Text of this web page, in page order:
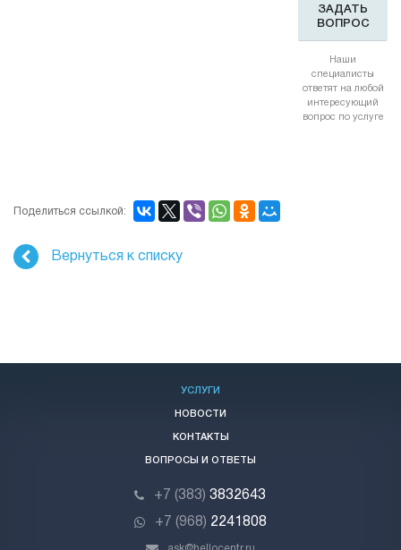
ЗАДАТЬ
ВОПРОС
Наши
специалисты
ответят на любой
интересующий
вопрос по услуге
Поделиться ссылкой:
Вернуться к списку
УСЛУГИ
НОВОСТИ
КОНТАКТЫ
ВОПРОСЫ И ОТВЕТЫ
+7 (383) 3832643
+7 (968) 2241808